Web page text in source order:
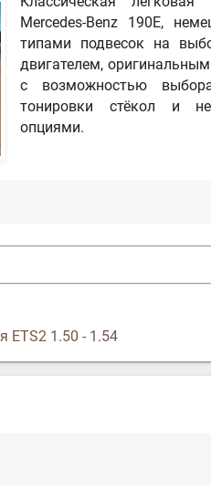
Mercedes-Benz 190E,
типами подвесок на
двигателем,
с возможностью
тонировки стёкол и
опциями.
ETS2 1.50 - 1.54